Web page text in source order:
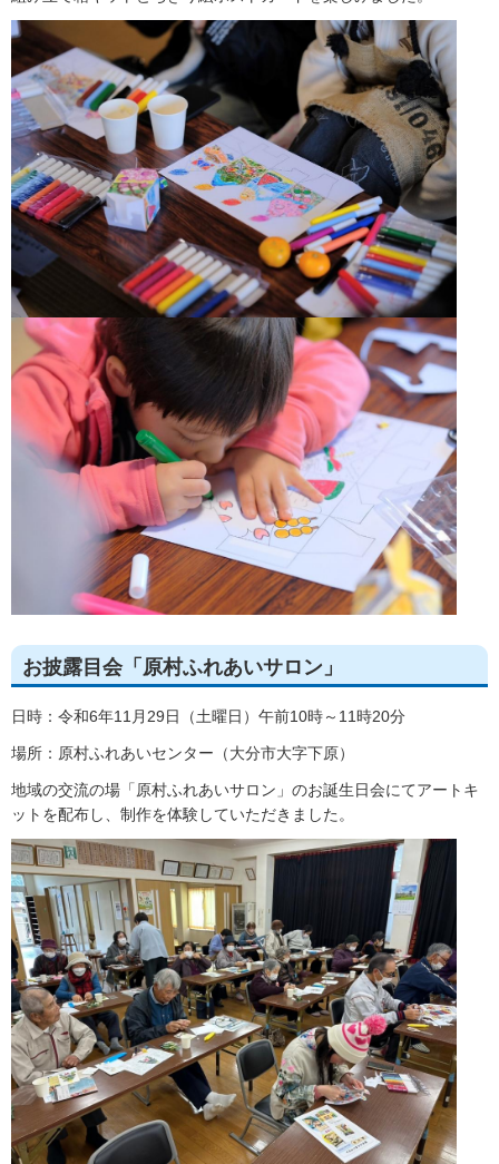
お披露目会「原村ふれあいサロン」
日時：令和6年11月29日（土曜日）午前10時～11時20分
場所：原村ふれあいセンター（大分市大字下原）
地域の交流の場「原村ふれあいサロン」のお誕生日会にてアートキ
ットを配布し、制作を体験していただきました。